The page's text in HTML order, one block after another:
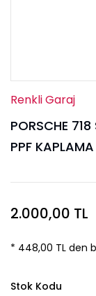
Renkli Garaj
PORSCHE
PPF KAPLAMA
2.000,00 TL
* 448,00 TL den
Stok Kodu